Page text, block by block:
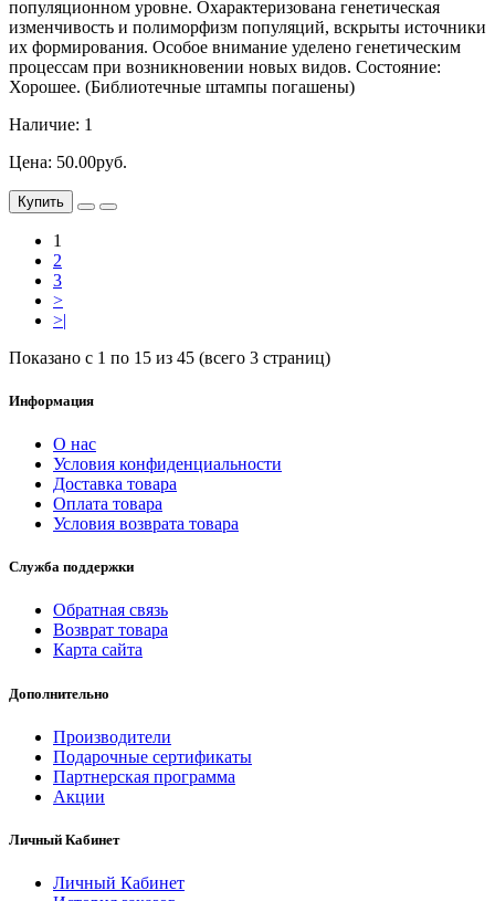
популяционном уровне. Охарактеризована генетическая
изменчивость и полиморфизм популяций, вскрыты источники
их формирования. Особое внимание уделено генетическим
процессам при возникновении новых видов. Состояние:
Хорошее. (Библиотечные штампы погашены)
Наличие: 1
Цена: 50.00руб.
Купить
1
2
3
>
>|
Показано с 1 по 15 из 45 (всего 3 страниц)
Информация
О нас
Условия конфиденциальности
Доставка товара
Оплата товара
Условия возврата товара
Служба поддержки
Обратная связь
Возврат товара
Карта сайта
Дополнительно
Производители
Подарочные сертификаты
Партнерская программа
Акции
Личный Кабинет
Личный Кабинет